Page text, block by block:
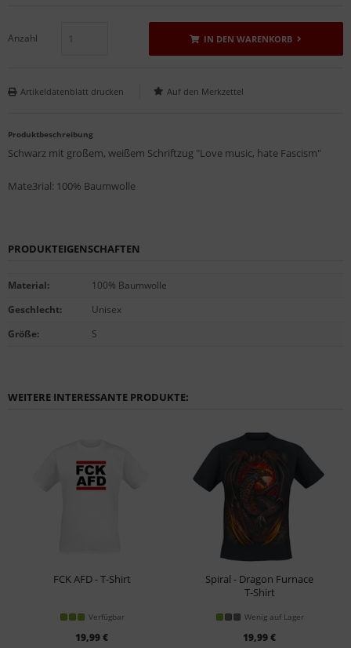
Anzahl IN DEN WARENKORB
Artikeldatenblatt drucken
Produktbeschreibung
Schwarz mit großem, weißem Schriftzug "Love music, hate Fascism"
Mate3rial: 100% Baumwolle
PRODUKTEIGENSCHAFTEN
Material:
100% Baumwolle
Geschlecht:
Unisex
Größe: S
WEITERE INTERESSANTE PRODUKTE:
FCK AFD - T-Shirt
Verfügbar
19,99 €
Spiral - Dragon Furnace
T-Shirt
Wenig auf Lager
19,99 €